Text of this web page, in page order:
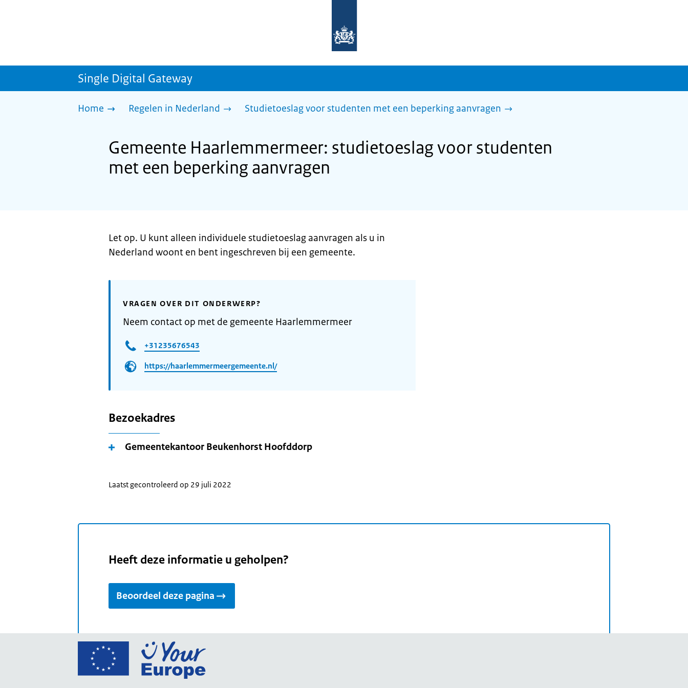
homepage
sdg.rijksoverheid.nl
Single Digital Gateway
Home Regelen in Nederland Studietoeslag voor studenten met een beperking aanvragen
Gemeente Haarlemmermeer: studietoeslag voor studenten
met een beperking aanvragen
Let op. U kunt alleen individuele studietoeslag aanvragen als u in
Nederland woont en bent ingeschreven bij een gemeente.
VRAGEN OVER DIT ONDERWERP?
Neem contact op met de gemeente Haarlemmermeer
+31235676543
https://haarlemmermeergemeente.nl/
Bezoekadres
Gemeentekantoor Beukenhorst Hoofddorp
Laatst gecontroleerd op 29 juli 2022
Heeft deze informatie u geholpen?
Beoordeel deze pagina
Ga